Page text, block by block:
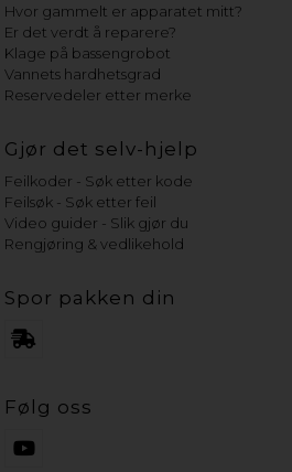
Hvor gammelt er apparatet mitt?
Er det verdt å reparere?
Klage på bassengrobot
Vannets hardhetsgrad
Reservedeler etter merke
Gjør det selv-hjelp
Feilkoder - Søk etter kode
Feilsøk - Søk etter feil
Video guider - Slik gjør du
Rengjøring & vedlikehold
Spor pakken din
Følg oss